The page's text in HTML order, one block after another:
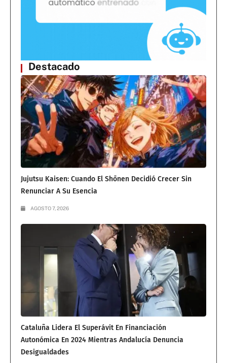
Destacado
Jujutsu Kaisen: Cuando El Shōnen Decidió Crecer Sin
Renunciar A Su Esencia
AGOSTO 7, 2026
Cataluña Lidera El Superávit En Financiación
Autonómica En 2024 Mientras Andalucía Denuncia
Desigualdades